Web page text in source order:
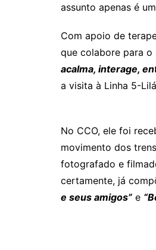
assunto apenas é
Com apoio de
que colabore para o
acalma, interage,
a visita à Linha 5-
No CCO, ele foi
movimento dos
fotografado e
certamente, já
e seus amigos” e